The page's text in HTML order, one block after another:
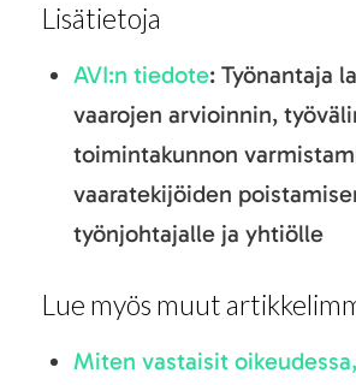
Lisätietoja
AVI:n tiedote: Työnantaja
vaarojen arvioinnin,
toimintakunnon
vaaratekijöiden
työnjohtajalle ja yhtiölle
Lue myös muut
Miten vastaisit